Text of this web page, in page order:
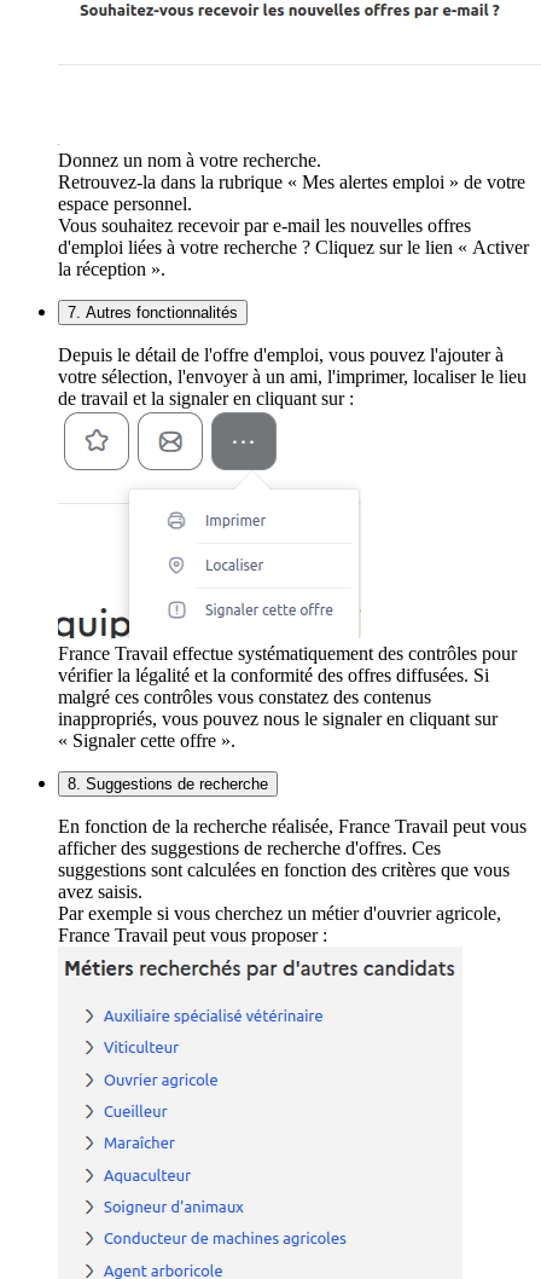
Donnez un nom à votre recherche.
Retrouvez-la dans la rubrique « Mes alertes emploi » de votre
espace personnel.
Vous souhaitez recevoir par e-mail les nouvelles offres
d'emploi liées à votre recherche ? Cliquez sur le lien « Activer
la réception ».
7. Autres fonctionnalités
Depuis le détail de l'offre d'emploi, vous pouvez l'ajouter à
votre sélection, l'envoyer à un ami, l'imprimer, localiser le lieu
de travail et la signaler en cliquant sur :
France Travail effectue systématiquement des contrôles pour
vérifier la légalité et la conformité des offres diffusées. Si
malgré ces contrôles vous constatez des contenus
inappropriés, vous pouvez nous le signaler en cliquant sur
« Signaler cette offre ».
8. Suggestions de recherche
En fonction de la recherche réalisée, France Travail peut vous
afficher des suggestions de recherche d'offres. Ces
suggestions sont calculées en fonction des critères que vous
avez saisis.
Par exemple si vous cherchez un métier d'ouvrier agricole,
France Travail peut vous proposer :